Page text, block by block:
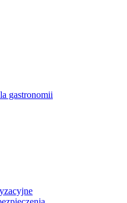
gastronomii